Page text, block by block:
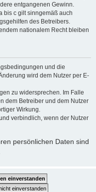
entgangenen Gewinn.
bis c gilt sinngemäß auch
des Betreibers.
nationalem Recht bleiben
und die
wird dem Nutzer per E-
zu widersprechen. Im Falle
dem Betreiber und dem Nutzer
Wirkung.
verbindlich, wenn der Nutzer
persönlichen Daten sind